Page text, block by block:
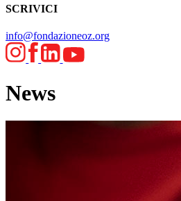
SCRIVICI
info@fondazioneoz.org
News